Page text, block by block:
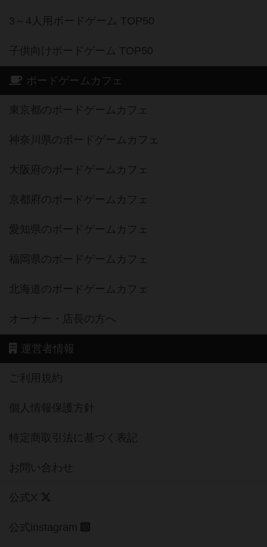
3～4人用ボードゲーム TOP50
子供向けボードゲーム TOP50
ボードゲームカフェ
東京都のボードゲームカフェ
神奈川県のボードゲームカフェ
大阪府のボードゲームカフェ
京都府のボードゲームカフェ
愛知県のボードゲームカフェ
福岡県のボードゲームカフェ
北海道のボードゲームカフェ
オーナー・店長の方へ
運営者情報
ご利用規約
個人情報保護方針
特定商取引法に基づく表記
お問い合わせ
公式X
公式instagram